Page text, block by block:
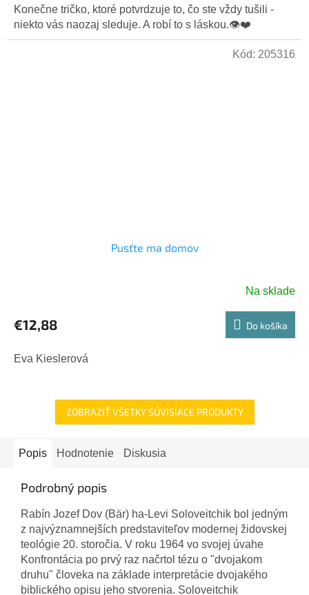
5,0
z
5
Konečne tričko, ktoré potvrdzuje to, čo ste vždy tušili -
niekto vás naozaj sleduje. A robí to s láskou.👁️❤️
Pusťte ma domov
Na sklade
€12,88 Do košíka
Eva Kieslerová
Kód: 205316
ZOBRAZIŤ VŠETKY SÚVISIACE PRODUKTY
Popis Hodnotenie Diskusia
Podrobný popis
Rabín Jozef Dov (Bär) ha-Levi Soloveitchik bol jedným
z najvýznamnejších predstaviteľov modernej židovskej
teológie 20. storočia. V roku 1964 vo svojej úvahe
Konfrontácia po prvý raz načrtol tézu o "dvojakom
druhu" človeka na základe interpretácie dvojakého
biblického opisu jeho stvorenia. Soloveitchik